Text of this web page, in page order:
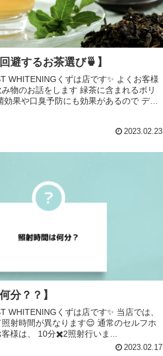
避するお茶選び🍵】
くずは店です✨ よくお客様
をします 緑茶に含まれるポリ
効果や口臭予防にも効果があるので デン
2023.02.23
分？？】
くずは店です✨ 当店では、
が異なります😌 通常のセルフホ
客様は、 10分✖️2照射行いま...
2023.02.17